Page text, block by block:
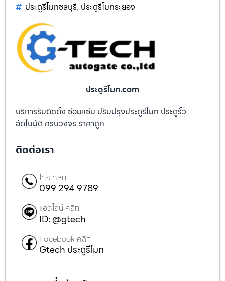
ประตูรีโมทชลบุรี, ประตูรีโมทระยอง
ประตูรีโมท.com
บริการรับติดตั้ง ซ่อมแซ่ม ปรับปรุงประตูรีโมท ประตูรั้ว
อัตโนมัติ ครบวงจร ราคาถูก
ติดต่อเรา
โทร คลิก
099 294 9789
แอดไลน์ คลิก
ID: @gtech
Facebook คลิก
Gtech ประตูรีโมท